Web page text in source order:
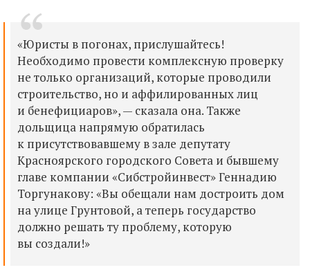
«Юристы в погонах, прислушайтесь!
Необходимо провести комплексную проверку
не только организаций, которые проводили
строительство, но и аффилированных лиц
и бенефициаров», — сказала она. Также
дольщица напрямую обратилась
к присутствовавшему в зале депутату
Красноярского городского Совета и бывшему
главе компании «Сибстройинвест» Геннадию
Торгунакову: «Вы обещали нам достроить дом
на улице Грунтовой, а теперь государство
должно решать ту проблему, которую
вы создали!»